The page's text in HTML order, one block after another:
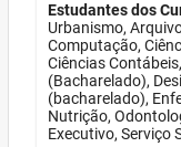
Estudantes dos
Urbanismo,
Computação,
Ciências
(Bacharelado),
(bacharelado),
Nutrição,
Executivo, Serviço